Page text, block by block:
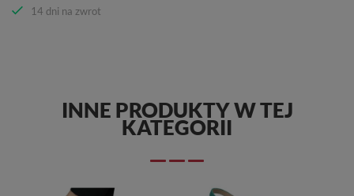
14 dni na zwrot
INNE PRODUKTY W TEJ
KATEGORII